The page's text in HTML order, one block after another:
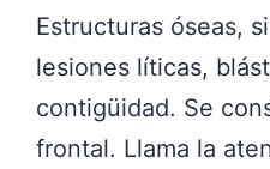
Estructuras óseas,
lesiones líticas,
contigüidad. Se
frontal. Llama la